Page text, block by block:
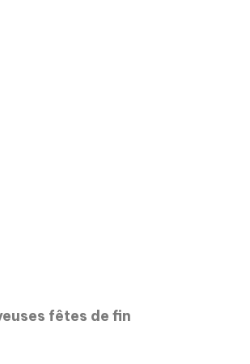
fêtes de fin